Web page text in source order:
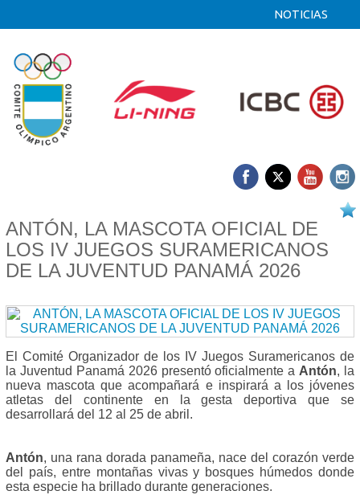
NOTICIAS
ANTÓN, LA MASCOTA OFICIAL DE
LOS IV JUEGOS SURAMERICANOS
DE LA JUVENTUD PANAMÁ 2026
El Comité Organizador de los IV Juegos Suramericanos de
la Juventud Panamá 2026 presentó oficialmente a Antón, la
nueva mascota que acompañará e inspirará a los jóvenes
atletas del continente en la gesta deportiva que se
desarrollará del 12 al 25 de abril.
Antón, una rana dorada panameña, nace del corazón verde
del país, entre montañas vivas y bosques húmedos donde
esta especie ha brillado durante generaciones.